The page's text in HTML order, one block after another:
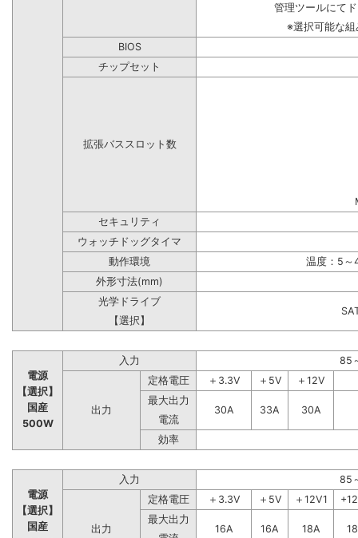
管理ツールにて
※選択可能な
BIOS
チップセット
拡張バススロット数
セキュリティ
ウォッチドッグタイマ
動作環境
温度：5
外形寸法(mm)
光学ドライブ
【選択】
電源
【選択】
国産
500W
入力 85
出力
定格電圧 ＋3.3V ＋5V
＋12V
最大出力
30A
33A
30A
電流
効率
電源
【選択】
国産
入力 85
出力
定格電圧 ＋3.3V ＋5V ＋12V1
最大出力
16A
16A 18A